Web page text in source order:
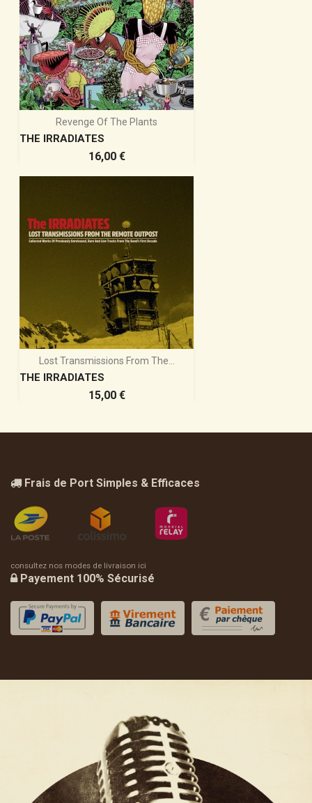
Revenge Of The Plants
THE IRRADIATES
Prix
16,00 €
Lost Transmissions From The...
THE IRRADIATES
Prix
15,00 €
Frais de Port Simples & Efficaces
consultez nos modes de livraison ici
Payement 100% Sécurisé